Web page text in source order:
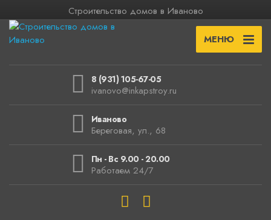
Строительство домов в Иваново
МЕНЮ
8 (931) 105-67-05
ivanovo@inkapstroy.ru
Иваново
Береговая, ул., 68
Пн - Вс 9.00 - 20.00
Работаем 24/7